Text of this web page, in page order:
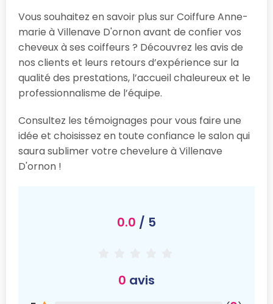
Vous souhaitez en savoir plus sur Coiffure Anne-
marie à Villenave D'ornon avant de confier vos
cheveux à ses coiffeurs ? Découvrez les avis de
nos clients et leurs retours d’expérience sur la
qualité des prestations, l’accueil chaleureux et le
professionnalisme de l’équipe.
Consultez les témoignages pour vous faire une
idée et choisissez en toute confiance le salon qui
saura sublimer votre chevelure à Villenave
D'ornon !
0.0 / 5
0 avis